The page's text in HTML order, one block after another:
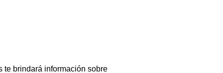
te brindará información sobre